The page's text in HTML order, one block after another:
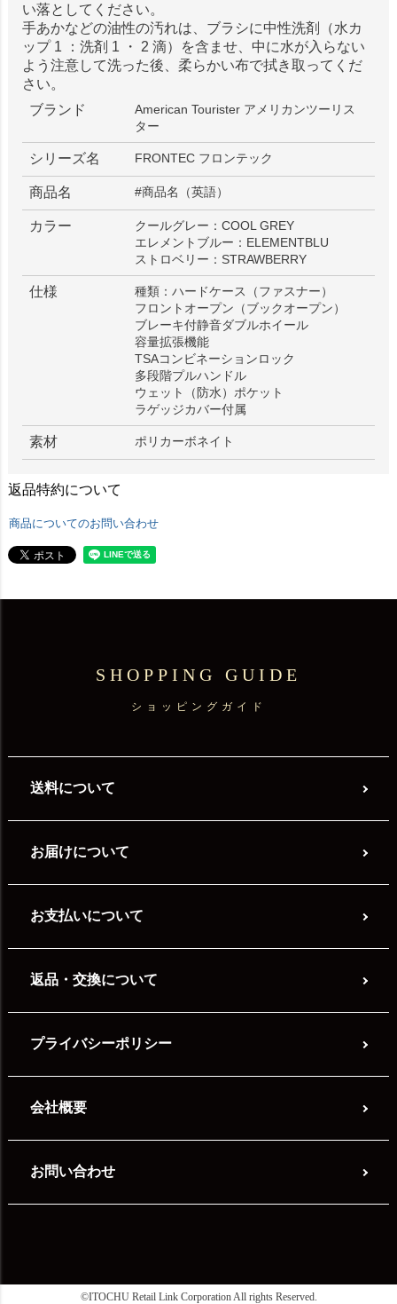
い落としてください。
手あかなどの油性の汚れは、ブラシに中性洗剤（水カ
ップ 1 ：洗剤 1 ・ 2 滴）を含ませ、中に水が入らない
よう注意して洗った後、柔らかい布で拭き取ってくだ
さい。
ブランド
American Tourister アメリカンツーリス
ター
シリーズ名 FRONTEC フロンテック
商品名 #商品名（英語）
カラー
クールグレー：COOL GREY
エレメントブルー：ELEMENTBLU
ストロベリー：STRAWBERRY
仕様
種類：ハードケース（ファスナー）
フロントオープン（ブックオープン）
ブレーキ付静音ダブルホイール
容量拡張機能
TSAコンビネーションロック
多段階プルハンドル
ウェット（防水）ポケット
ラゲッジカバー付属
素材 ポリカーボネイト
返品特約について
商品についてのお問い合わせ
SHOPPING GUIDE
ショッピングガイド
送料について
お届けについて
お支払いについて
返品・交換について
プライバシーポリシー
会社概要
お問い合わせ
©ITOCHU Retail Link Corporation All rights Reserved.